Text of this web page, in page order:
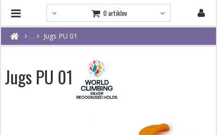
0 artiklov
Jugs PU 01
Jugs PU 01